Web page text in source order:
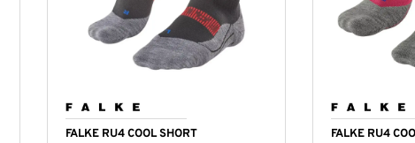
FALKE RU4 COOL SHORT FALKE RU4